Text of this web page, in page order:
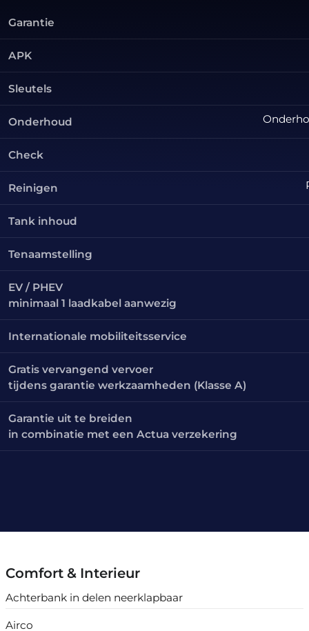
Garantie
APK
Sleutels
Onderhoud
Check
Reinigen
Tank inhoud
Tenaamstelling
EV / PHEV
minimaal 1 laadkabel aanwezig
Internationale mobiliteitsservice
Gratis vervangend vervoer
tijdens garantie werkzaamheden (Klasse A)
Garantie uit te breiden
in combinatie met een Actua verzekering
Comfort & Interieur
Achterbank in delen neerklapbaar
Airco